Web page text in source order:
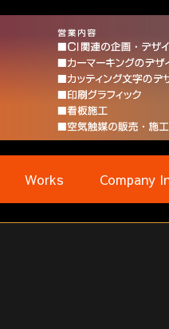
Works Company